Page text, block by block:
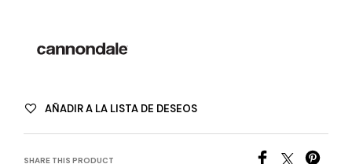
AÑADIR A LA LISTA DE DESEOS
SHARE THIS PRODUCT